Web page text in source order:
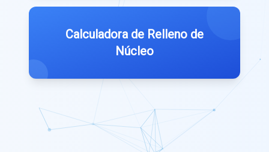
Calculadora de Relleno de
Núcleo